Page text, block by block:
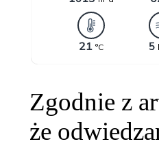
Zgodnie z
że